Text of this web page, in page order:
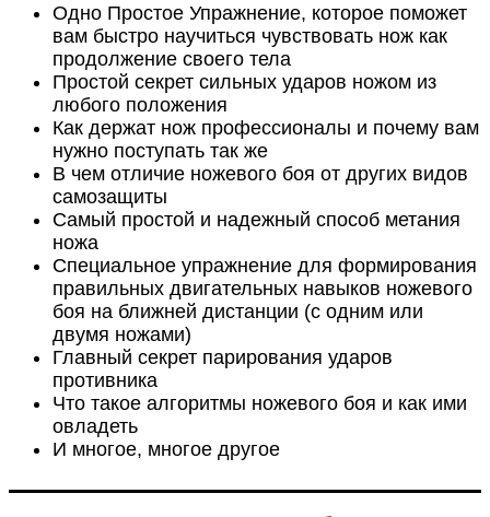
Одно Простое Упражнение, которое поможет
вам быстро научиться чувствовать нож как
продолжение своего тела
Простой секрет сильных ударов ножом из
любого положения
Как держат нож профессионалы и почему вам
нужно поступать так же
В чем отличие ножевого боя от других видов
самозащиты
Самый простой и надежный способ метания
ножа
Специальное упражнение для формирования
правильных двигательных навыков ножевого
боя на ближней дистанции (с одним или
двумя ножами)
Главный секрет парирования ударов
противника
Что такое алгоритмы ножевого боя и как ими
овладеть
И многое, многое другое